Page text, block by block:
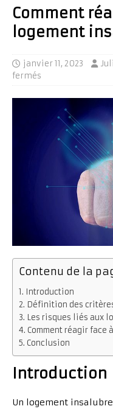
Comment
logement
janvier 11, 2023
fermés
Contenu de la
Introduction
Définition des
Les risques liés aux
Comment réagir face
Conclusion
Introduction
Un logement